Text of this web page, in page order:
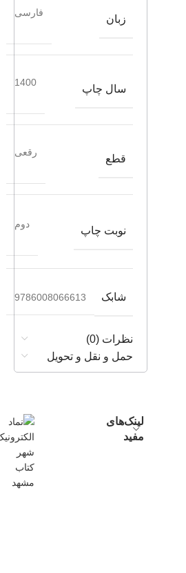
زبان
فارسی
سال چاپ
1400
قطع
رقعی
نوبت چاپ
دوم
شابک 9786008066613
نظرات (0)
حمل و نقل و تحویل
لینک‌های
مفید